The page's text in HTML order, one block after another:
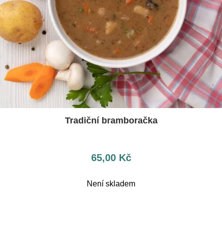
Tradiční bramboračka
65,00 Kč
Není skladem